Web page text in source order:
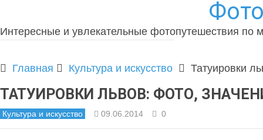
Интересные и увлекательные фотопутешествия по
Главная Культура и искусство Татуировки
ТАТУИРОВКИ ЛЬВОВ: ФОТО,
Культура и искусство 09.06.2014 0